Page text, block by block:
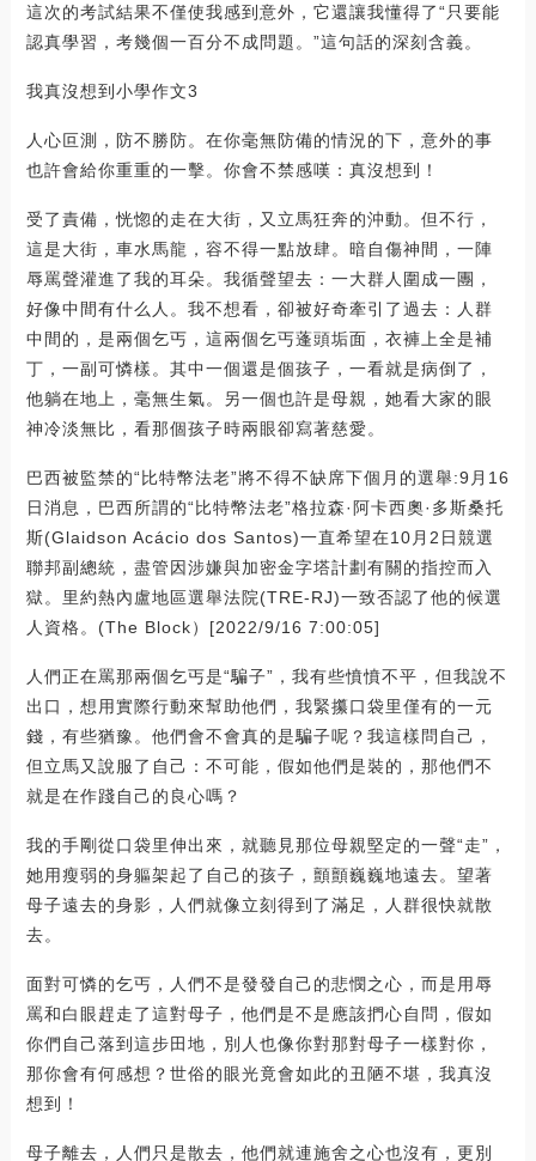
這次的考試結果不僅使我感到意外，它還讓我懂得了“只要能
認真學習，考幾個一百分不成問題。”這句話的深刻含義。
我真沒想到小學作文3
人心叵測，防不勝防。在你毫無防備的情況的下，意外的事
也許會給你重重的一擊。你會不禁感嘆：真沒想到！
受了責備，恍惚的走在大街，又立馬狂奔的沖動。但不行，
這是大街，車水馬龍，容不得一點放肆。暗自傷神間，一陣
辱罵聲灌進了我的耳朵。我循聲望去：一大群人圍成一團，
好像中間有什么人。我不想看，卻被好奇牽引了過去：人群
中間的，是兩個乞丐，這兩個乞丐蓬頭垢面，衣褲上全是補
丁，一副可憐樣。其中一個還是個孩子，一看就是病倒了，
他躺在地上，毫無生氣。另一個也許是母親，她看大家的眼
神冷淡無比，看那個孩子時兩眼卻寫著慈愛。
巴西被監禁的“比特幣法老”將不得不缺席下個月的選舉:9月16
日消息，巴西所謂的“比特幣法老”格拉森·阿卡西奧·多斯桑托
斯(Glaidson Acácio dos Santos)一直希望在10月2日競選
聯邦副總統，盡管因涉嫌與加密金字塔計劃有關的指控而入
獄。里約熱內盧地區選舉法院(TRE-RJ)一致否認了他的候選
人資格。(The Block）[2022/9/16 7:00:05]
人們正在罵那兩個乞丐是“騙子”，我有些憤憤不平，但我說不
出口，想用實際行動來幫助他們，我緊攥口袋里僅有的一元
錢，有些猶豫。他們會不會真的是騙子呢？我這樣問自己，
但立馬又說服了自己：不可能，假如他們是裝的，那他們不
就是在作踐自己的良心嗎？
我的手剛從口袋里伸出來，就聽見那位母親堅定的一聲“走”，
她用瘦弱的身軀架起了自己的孩子，顫顫巍巍地遠去。望著
母子遠去的身影，人們就像立刻得到了滿足，人群很快就散
去。
面對可憐的乞丐，人們不是發發自己的悲憫之心，而是用辱
罵和白眼趕走了這對母子，他們是不是應該捫心自問，假如
你們自己落到這步田地，別人也像你對那對母子一樣對你，
那你會有何感想？世俗的眼光竟會如此的丑陋不堪，我真沒
想到！
母子離去，人們只是散去，他們就連施舍之心也沒有，更別